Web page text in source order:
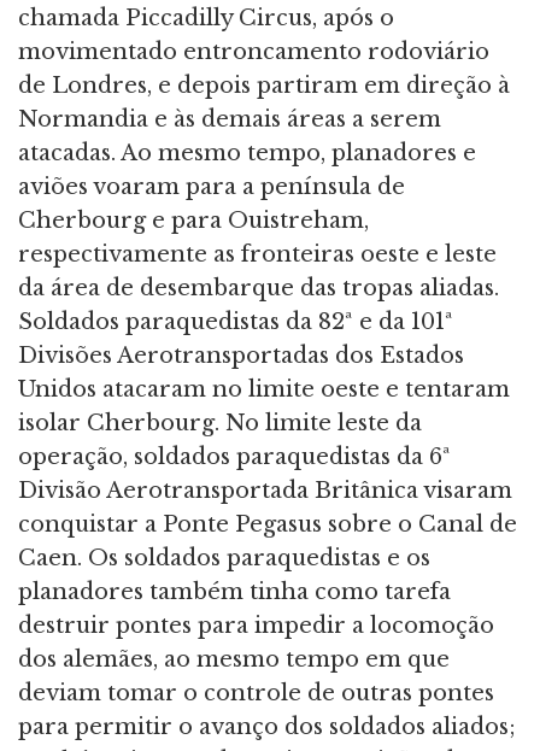
chamada Piccadilly Circus, após o
movimentado entroncamento rodoviário
de Londres, e depois partiram em direção à
Normandia e às demais áreas a serem
atacadas. Ao mesmo tempo, planadores e
aviões voaram para a península de
Cherbourg e para Ouistreham,
respectivamente as fronteiras oeste e leste
da área de desembarque das tropas aliadas.
Soldados paraquedistas da 82ª e da 101ª
Divisões Aerotransportadas dos Estados
Unidos atacaram no limite oeste e tentaram
isolar Cherbourg. No limite leste da
operação, soldados paraquedistas da 6ª
Divisão Aerotransportada Britânica visaram
conquistar a Ponte Pegasus sobre o Canal de
Caen. Os soldados paraquedistas e os
planadores também tinha como tarefa
destruir pontes para impedir a locomoção
dos alemães, ao mesmo tempo em que
deviam tomar o controle de outras pontes
para permitir o avanço dos soldados aliados;